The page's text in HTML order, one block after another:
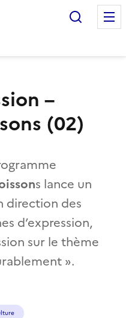
–
(02)
s lance un
direction des
d’expression,
sur le thème
».